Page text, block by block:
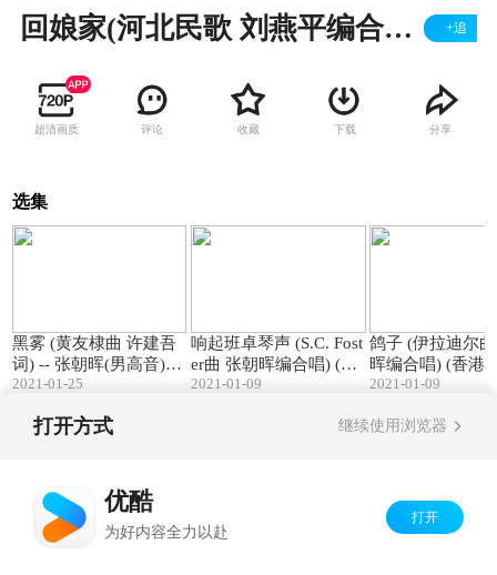
回娘家(河北民歌 刘燕平编合唱) 指挥: 张朝晖 +追
超清画质 评论 收藏 下载 分享
选集
黑雾 (黄友棣曲 许建吾
词) -- 张朝晖(男高音)独
唱 (香港)
2021-01-25
响起班卓琴声 (S.C. Fost
er曲 张朝晖编合唱) (香
港重唱艺术团)
2021-01-09
鸽子 (伊拉迪尔曲 张
晖编合唱) (香港重唱艺
术团)
2021-01-09
打开方式 继续使用浏览器
优酷
为好内容全力以赴
打开